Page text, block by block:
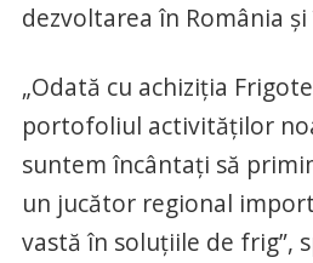
dezvoltarea în România și
„Odată cu achiziția
portofoliul activităților
suntem încântați să
un jucător regional
vastă în soluțiile de frig”,